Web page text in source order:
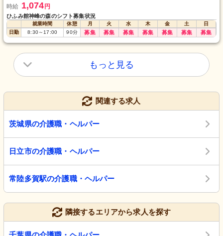
時給 1,074 円
ひふみ館神峰の森のシフト募集状況
就業時間 休憩 月 火 水 木 金 土
日
日勤
8:30～17:00 90分 募集 募集 募集 募集 募集 募集 募集
もっと見る
関連する求人
茨城県の介護職・ヘルパー
日立市の介護職・ヘルパー
常陸多賀駅の介護職・ヘルパー
隣接するエリアから求人を探す